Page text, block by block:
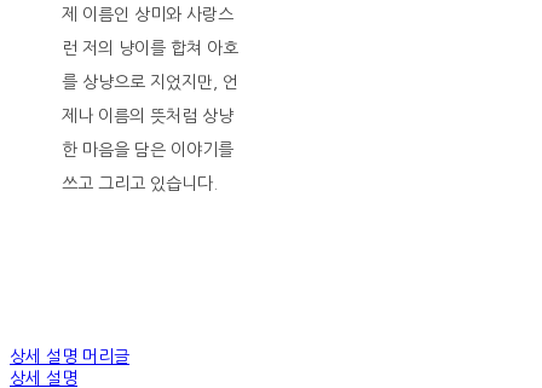
제 이름인 상미와 사랑스
런 저의 냥이를 합쳐 아호
를 상냥으로 지었지만, 언
제나 이름의 뜻처럼 상냥
한 마음을 담은 이야기를
쓰고 그리고 있습니다.
상세 설명 머리글
상세 설명